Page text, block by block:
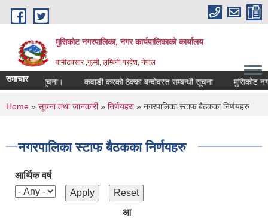
Skip to main content
मुसिकोट नगरपालिका, नगर कार्यपालिकाकाे कार्यालय
वामीटक्सार ,गुल्मी, लुम्बिनी प्रदेश, नेपाल
समाचारसूचना। कवाडी करको ठेक्का बन्दोवस्त सम्बन्धी सूचना मुसिकोट
You are here
Home » सूचना तथा जानकारी» निर्णयहरु » नगरपालिका स्टाफ बैठकका निर्णयहरु
नगरपालिका स्टाफ बैठकका निर्णयहरु
आर्थिक वर्ष
आ